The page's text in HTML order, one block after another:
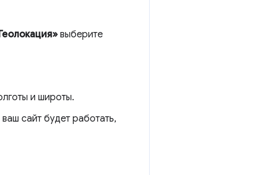
выберите
и широты.
сайт будет работать,